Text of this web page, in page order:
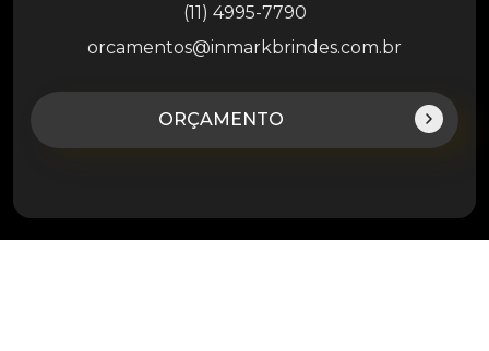
(11) 4995-7790
orcamentos@inmarkbrindes.com.br
ORÇAMENTO